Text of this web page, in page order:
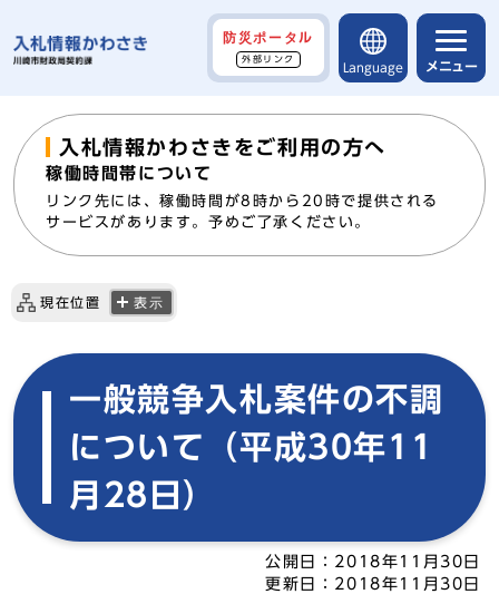
防災ポータル
外部リンク
Language メニュー
入札情報かわさきをご利用の方へ
稼働時間帯について
リンク先には、稼働時間が8時から20時で提供される
サービスがあります。予めご了承ください。
現在位置 表示
一般競争入札案件の不調
について（平成30年11
月28日）
公開日： 2018年11月30日
更新日： 2018年11月30日